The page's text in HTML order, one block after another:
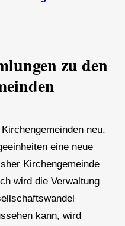
zu den
neu.
eine neue
Kirchengemeinde
wird die Verwaltung
kann, wird